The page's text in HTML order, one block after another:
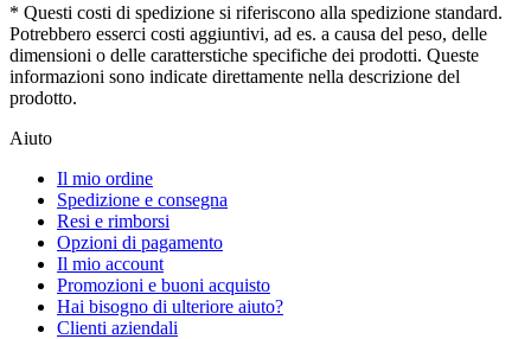
* Questi costi di spedizione si riferiscono alla spedizione standard.
Potrebbero esserci costi aggiuntivi, ad es. a causa del peso, delle
dimensioni o delle caratterstiche specifiche dei prodotti. Queste
informazioni sono indicate direttamente nella descrizione del
prodotto.
Aiuto
Il mio ordine
Spedizione e consegna
Resi e rimborsi
Opzioni di pagamento
Il mio account
Promozioni e buoni acquisto
Hai bisogno di ulteriore aiuto?
Clienti aziendali